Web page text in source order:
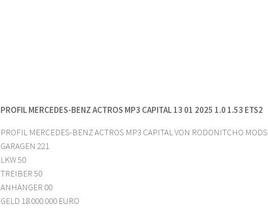
PROFIL MERCEDES-BENZ ACTROS MP3 CAPITAL 13 01 2025 1.0 1.53 ETS2
PROFIL MERCEDES-BENZ ACTROS MP3 CAPITAL VON RODONITCHO
GARAGEN 221
LKW 50
TREIBER 50
ANHÄNGER 00
GELD 18.000.000 EURO